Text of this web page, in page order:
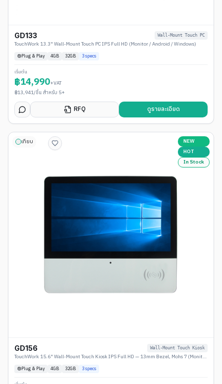
GD133 Wall-Mount Touch PC
TouchWork 13.3" Wall-Mount Touch PC IPS Full HD (Monitor / Android / Windows)
Plug & Play 4GB 32GB 3specs
เริ่มต้น
฿14,990+VAT
฿13,941/ชิ้น สำหรับ 5+
RFQ ดูรายละเอียด
เทียบ
NEW
HOT
In Stock
GD156 Wall-Mount Touch Kiosk
TouchWork 15.6" Wall-Mount Touch Kiosk IPS Full HD — 13mm Bezel, Mohs 7 (Monitor / Android / Windows)
Plug & Play 4GB 32GB 3specs